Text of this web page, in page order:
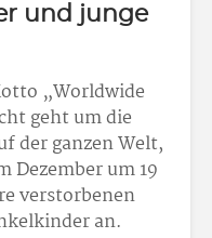
und junge
„Worldwide
geht um die
der ganzen Welt,
Dezember um 19
verstorbenen
an.